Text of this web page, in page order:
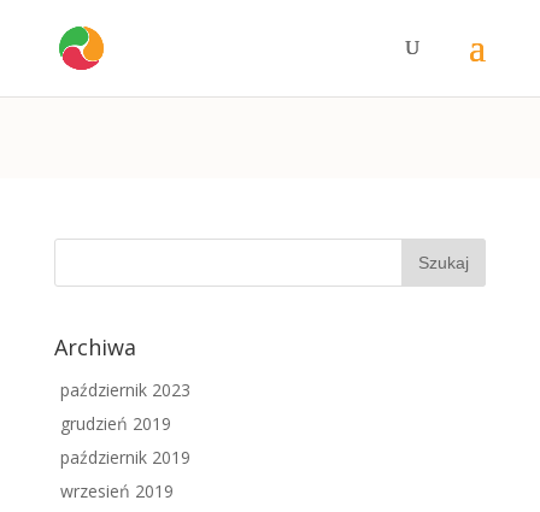
Archiwa
październik 2023
grudzień 2019
październik 2019
wrzesień 2019